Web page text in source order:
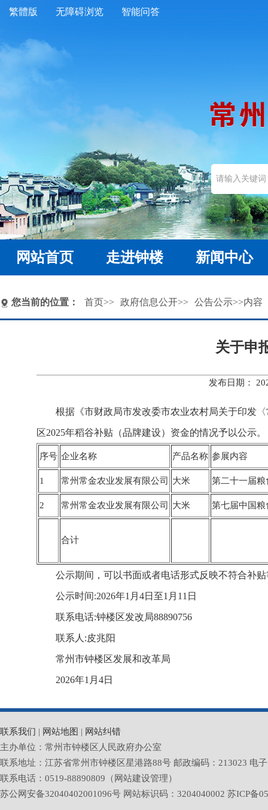
繁體版 无障碍浏览 智能问答
网站首页 走进钟楼 新闻中心
您当前的位置： 首页>> 政府信息公开>> 公告公示>>内容
关于申
发布日期：
根据《市财政局市发改委市农业农村局关于印发
区2025年稻谷补贴（品牌建设）资金的情况予以公示。
序号 企业名称 产品名称 参展内容
1 常州常金农业发展有限公司 大米 第二十一届
2 常州常金农业发展有限公司 大米 第七届中国
合计
公示期间，可以书面或者电话形式反映不符合补
公示时间:2026年1月4日至1月11日
联系电话:钟楼区发改局88890756
联系人:皮兆阳
常州市钟楼区发展和改革局
2026年1月4日
联系我们 | 网站地图 | 网站纠错
主办单位：常州市钟楼区人民政府办公室
联系地址：江苏省常州市钟楼区星港路88号 邮政编码：213023 电
联系电话：0519-88890809（网站建设管理）
苏公网安备32040402001096号 网站标识码：3204040002 苏ICP备